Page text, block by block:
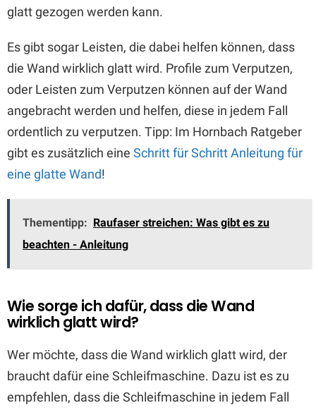
glatt gezogen werden kann.
Es gibt sogar Leisten, die dabei helfen können, dass
die Wand wirklich glatt wird. Profile zum Verputzen,
oder Leisten zum Verputzen können auf der Wand
angebracht werden und helfen, diese in jedem Fall
ordentlich zu verputzen. Tipp: Im Hornbach Ratgeber
gibt es zusätzlich eine Schritt für Schritt Anleitung für
eine glatte Wand!
Thementipp: Raufaser streichen: Was gibt es zu
beachten - Anleitung
Wie sorge ich dafür, dass die Wand
wirklich glatt wird?
Wer möchte, dass die Wand wirklich glatt wird, der
braucht dafür eine Schleifmaschine. Dazu ist es zu
empfehlen, dass die Schleifmaschine in jedem Fall